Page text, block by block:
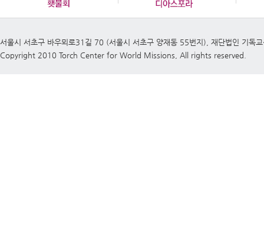
서울시 서초구 바우뫼로31길 70 (서울시 서초구 양재동 55번지), 재단법인
Copyright 2010 Torch Center for World Missions, All rights reserved.